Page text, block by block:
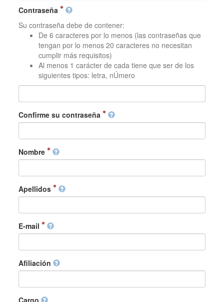
Contraseña
Su contraseña debe de contener:
De 6 caracteres por lo menos (las contraseñas que
tengan por lo menos 20 caracteres no necesitan
cumplir más requisitos)
Al menos 1 carácter de cada tiene que ser de los
siguientes tipos: letra, nÚmero
Confirme su contraseña
Nombre
Apellidos
E-mail
Afiliación
Cargo